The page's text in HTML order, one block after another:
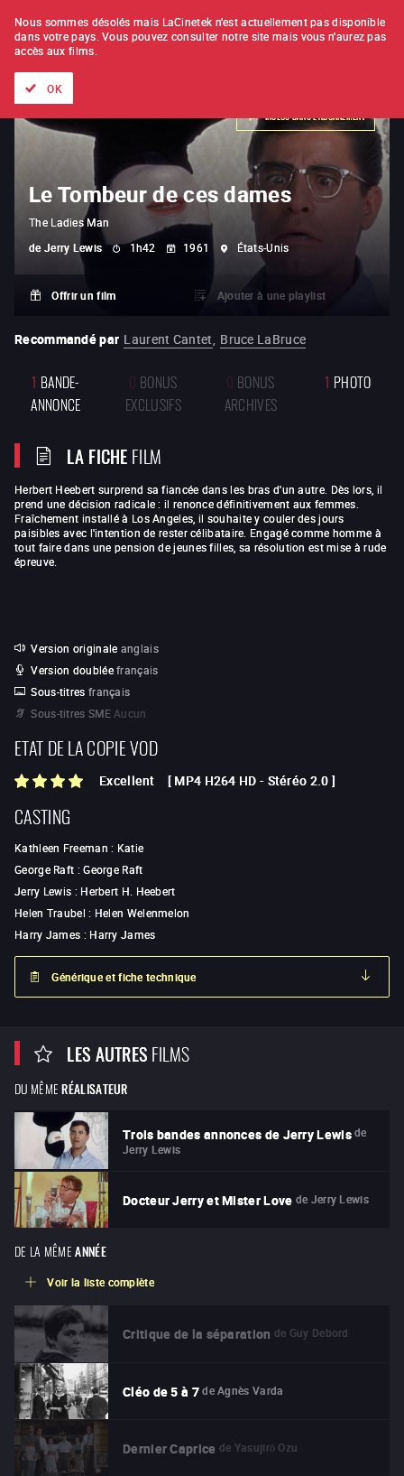
À L'UNITÉ ABONNEMENT
Le Tombeur de ces dames
The Ladies Man
de Jerry Lewis 1h42 1961 États-Unis
INCLUS DANS L'ABONNEMENT
Offrir un film Ajouter à une playlist
Recommandé par Laurent Cantet, Bruce LaBruce
1 BANDE-
ANNONCE
0 BONUS
EXCLUSIFS
0 BONUS
ARCHIVES
1 PHOTO
LA FICHEFILM
Herbert Heebert surprend sa fiancée dans les bras d'un autre. Dès lors, il
prend une décision radicale : il renonce définitivement aux femmes.
Fraîchement installé à Los Angeles, il souhaite y couler des jours
paisibles avec l'intention de rester célibataire. Engagé comme homme à
tout faire dans une pension de jeunes filles, sa résolution est mise à rude
épreuve.
Version originale anglais
Version doublée français
Sous-titres français
Sous-titres SME Aucun
ETAT DE LA COPIE VOD
Excellent [ MP4 H264 HD - Stéréo 2.0 ]
CASTING
Kathleen Freeman : Katie
George Raft :George Raft
Jerry Lewis : Herbert H. Heebert
Helen Traubel : Helen Welenmelon
Harry James : Harry James
Générique et fiche technique
LES AUTRESFILMS
DU MÊME RÉALISATEUR
Trois bandes annonces de Jerry Lewis de
Jerry Lewis
Docteur Jerry et Mister Love de Jerry Lewis
DE LA MÊME ANNÉE
Voir la liste complète
Critique de la séparation de Guy Debord
Cléo de 5 à 7 de Agnès Varda
Dernier Caprice de Yasujirō Ozu
Nous sommes désolés mais LaCinetek n'est actuellement pas disponible
dans votre pays. Vous pouvez consulter notre site mais vous n'aurez pas
accès aux films.
OK